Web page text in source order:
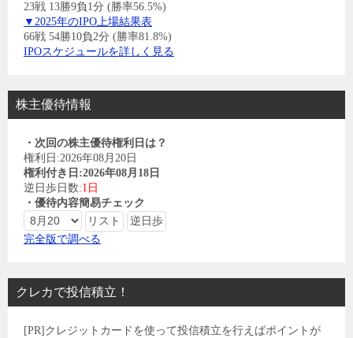
23戦 13勝9負1分 (勝率56.5%)
▼2025年のIPO上場結果表
66戦 54勝10負2分 (勝率81.8%)
IPOスケジュールを詳しく見る
株主優待情報
・次回の株主優待権利日は？
権利日:2026年08月20日
権利付き日:2026年08月18日
逆日歩日数:1日
・優待内容簡易チェック
完全版で調べる
クレカで投信積立！
[PR]クレジットカードを使って投信積立を行えばポイントが